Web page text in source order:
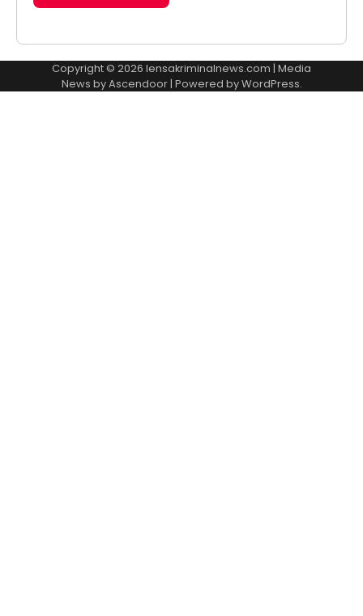
Copyright © 2026 lensakriminalnews.com | Media
News byAscendoor| Powered byWordPress.